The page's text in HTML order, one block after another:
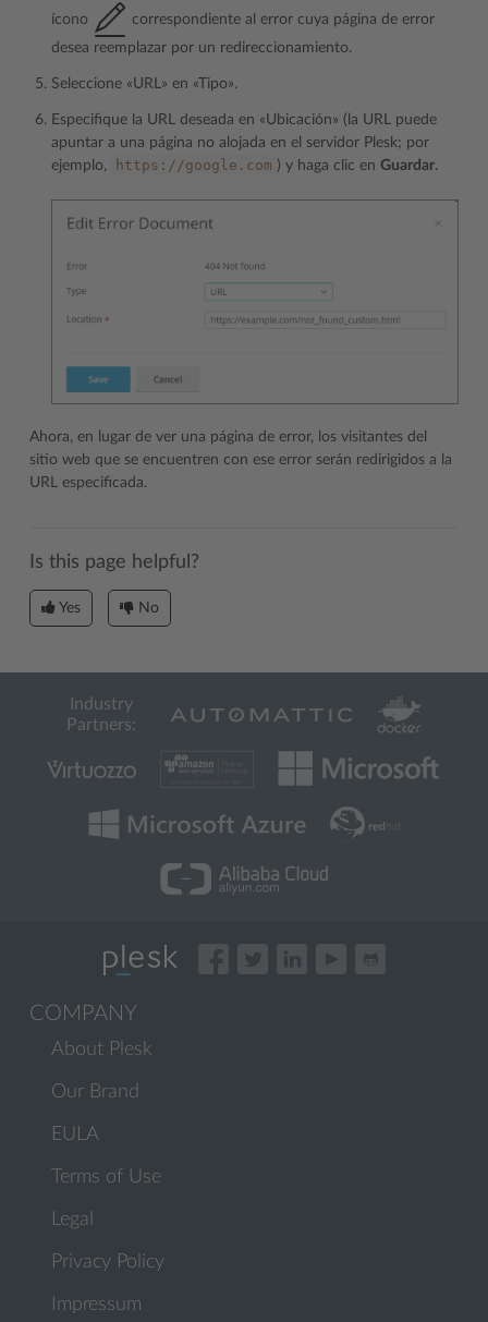
ícono
correspondiente al error cuya página de error
desea reemplazar por un redireccionamiento.
Seleccione «URL» en «Tipo».
Especifique la URL deseada en «Ubicación» (la URL puede
apuntar a una página no alojada en el servidor Plesk; por
ejemplo,
https://google.com ) y haga clic en Guardar.
Ahora, en lugar de ver una página de error, los visitantes del
sitio web que se encuentren con ese error serán redirigidos a la
URL especificada.
Is this page helpful?
Yes No
Industry
Partners:
COMPANY
About Plesk
Our Brand
EULA
Terms of Use
Legal
Privacy Policy
Impressum